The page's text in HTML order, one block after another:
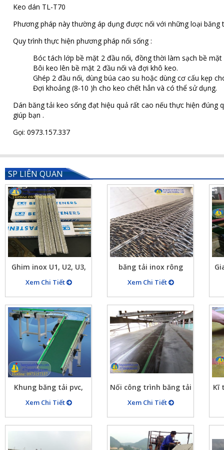
Keo dán TL-T70
Phương pháp này thường áp dụng được nối với những loại
Quy trình thực hiện phương pháp nối sống :
Bóc tách lớp bề mặt 2 đầu nối, đồng thời làm sạch bề mặt
Bôi keo lên bề mặt 2 đầu nối và đợi khô keo.
Ghép 2 đầu nối, dùng búa cao su hoặc dùng cơ cấu kẹp
Đợi khoảng (8-10 )h cho keo chết hẳn và có thể sử dụng.
Dán băng tải keo sống đạt hiệu quả rất cao nếu thực hiện
giúp bạn .
Gọi: 0973.157.337
SP LIÊN QUAN
Ghim inox U1, U2, U3,
….. ghim dùng cho các
loại băng tải
Xem Chi Tiết
băng tải inox rông
500mm sợi 2mm bước
lưới 12×20
Xem Chi Tiết
Khung băng tải pvc,
băng tải pvc
Xem Chi Tiết
Nối công trình băng tải
pvc, băng tải cao su
Xem Chi Tiết
Kĩ